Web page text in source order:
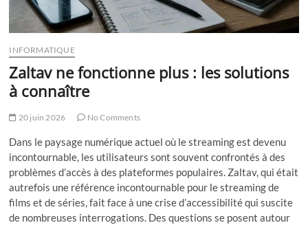
INFORMATIQUE
Zaltav ne fonctionne plus : les solutions
à connaître
20 juin 2026 No Comments
Dans le paysage numérique actuel où le streaming est devenu
incontournable, les utilisateurs sont souvent confrontés à des
problèmes d’accès à des plateformes populaires. Zaltav, qui était
autrefois une référence incontournable pour le streaming de
films et de séries, fait face à une crise d’accessibilité qui suscite
de nombreuses interrogations. Des questions se posent autour